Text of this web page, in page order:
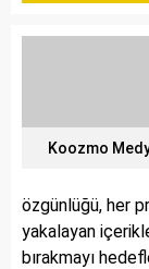
Koozmo
özgünlüğü, her
yakalayan
bırakmayı